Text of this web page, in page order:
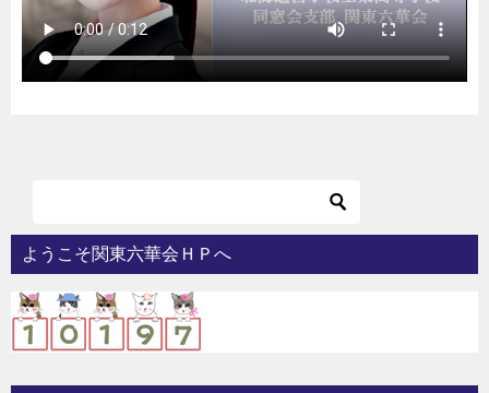
ようこそ関東六華会ＨＰへ